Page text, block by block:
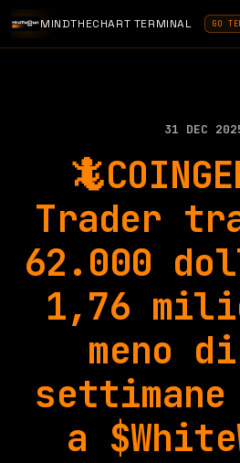
MINDTHECHART TERMINAL GO
31 DEC
Trader
62.000
1,76
meno
a